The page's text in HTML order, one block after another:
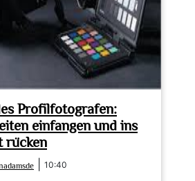
Profilfotografen:
einfangen und ins
rücken
erwinadamsde
10:40